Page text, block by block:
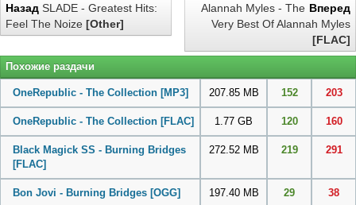
Назад SLADE - Greatest Hits:
Feel The Noize [Other]
Вперед
Alannah Myles - The
Very Best Of Alannah Myles
[FLAC]
Похожие раздачи
OneRepublic - The Collection [MP3] 207.85 MB 152 203
OneRepublic - The Collection [FLAC] 1.77 GB 120 160
Black Magick SS - Burning Bridges
[FLAC]
272.52 MB 219 291
Bon Jovi - Burning Bridges [OGG] 197.40 MB 29 38